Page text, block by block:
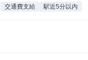
交通費支給 駅近5分以内